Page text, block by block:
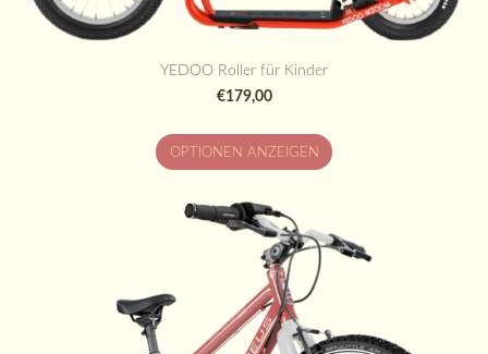
YEDOO Roller für Kinder
€179,00
OPTIONEN ANZEIGEN